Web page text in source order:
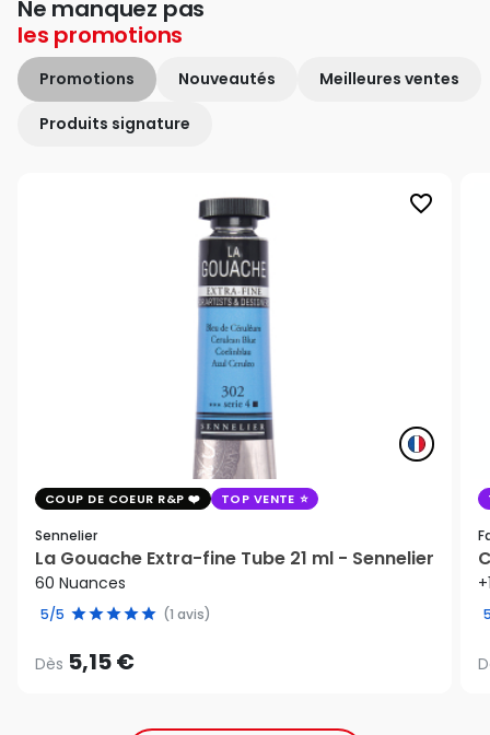
Ne manquez pas
les promotions
Promotions Nouveautés Meilleures ventes
Produits signature
favorite_border
COUP DE COEUR R&P TOP VENTE
Sennelier
La Gouache Extra-fine Tube 21 ml - Sennelier
60 Nuances
5/5 (1 avis)
Dès 5,15 €